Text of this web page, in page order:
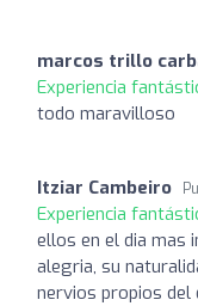
marcos trillo
Experiencia
todo maravilloso
Itziar Cambeiro
Experiencia
ellos en el dia mas
alegria, su
nervios propios del